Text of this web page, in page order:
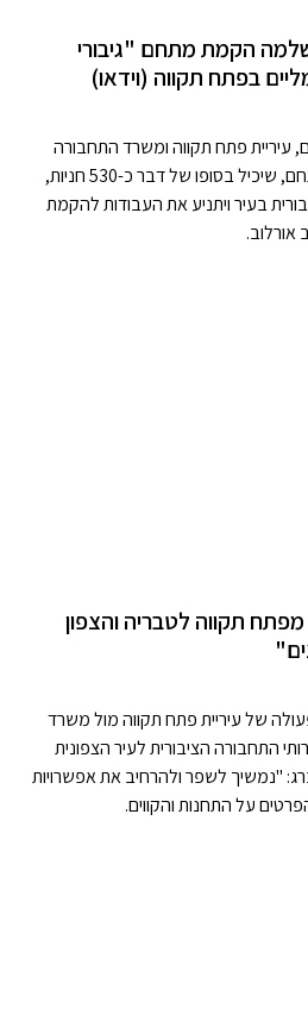
הקמת מתחם "גיבורי
בפתח תקווה (וידאו)
שקלים, עיריית פתח תקווה ומשרד התחבורה
חונכים דיפו חדש ומתקדם. המתחם, שיכיל בסופו של דבר כ-530 חניות,
בעיר ויתניע את העבודות להקמת
מפתח תקווה לטבריה והצפון
של עיריית פתח תקווה מול משרד
התחבורה הציבורית לעיר הצפונית
"נמשיך לשפר ולהרחיב את אפשרויות
על התחנות והקווים.